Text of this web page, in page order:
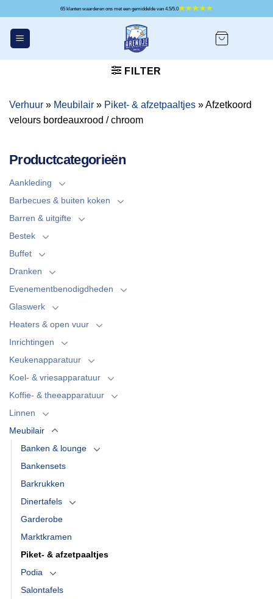
inhoud
65 klanten waarderen ons met een gemiddelde van 4.5/5.0
FILTER
Verhuur » Meubilair » Piket- & afzetpaaltjes »Afzetkoord
velours bordeauxrood / chroom
Productcategorieën
Aankleding
Barbecues & buiten koken
Barren & uitgifte
Bestek
Buffet
Dranken
Evenementbenodigdheden
Glaswerk
Heaters & open vuur
Inrichtingen
Keukenapparatuur
Koel- & vriesapparatuur
Koffie- & theeapparatuur
Linnen
Meubilair
Banken & lounge
Bankensets
Barkrukken
Dinertafels
Garderobe
Marktkramen
Piket- & afzetpaaltjes
Podia
Salontafels